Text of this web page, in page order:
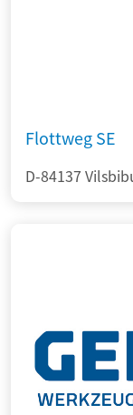
Flottweg SE
D-84137